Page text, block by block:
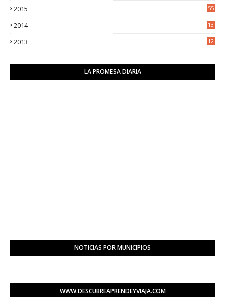
2015 55
2014
13
2013
12
LA PROMESA DIARIA
NOTICIAS POR MUNICIPIOS
WWW.DESCUBREAPRENDEYVIAJA.COM